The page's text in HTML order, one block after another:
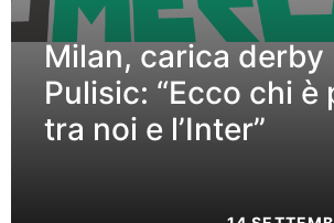
Milan, carica derby
Pulisic: “Ecco chi è
tra noi e l’Inter”